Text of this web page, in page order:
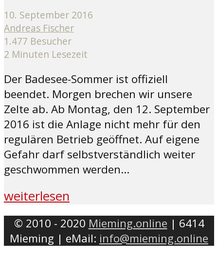
10. September 2016
Andreas Fischer
1.477 Besucher
2 Minuten Lesezeit
Der Badesee-Sommer ist offiziell
beendet. Morgen brechen wir unsere
Zelte ab. Ab Montag, den 12. September
2016 ist die Anlage nicht mehr für den
regulären Betrieb geöffnet. Auf eigene
Gefahr darf selbstverständlich weiter
geschwommen werden...
weiterlesen
© 2010 - 2020 Mieming.online | 6414
Mieming | eMail: info@mieming.online